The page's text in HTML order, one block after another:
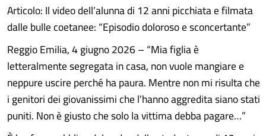
Articolo: Il video dell’alunna di 12 anni picchiata e filmata
dalle bulle coetanee: “Episodio doloroso e sconcertante”
Reggio Emilia, 4 giugno 2026 – “Mia figlia è
letteralmente segregata in casa, non vuole mangiare e
neppure uscire perché ha paura. Mentre non mi risulta che
i genitori dei giovanissimi che l’hanno aggredita siano stati
puniti. Non è giusto che solo la vittima debba pagare…”